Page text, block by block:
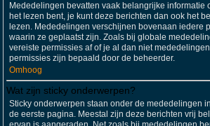
Mededelingen bevatten vaak belangrijke informatie
het lezen bent, je kunt deze berichten dan ook het
lezen. Mededelingen verschijnen bovenaan iedere
waarin ze geplaatst zijn. Zoals bij globale
vereiste permissies af of je al dan niet
permissies zijn bepaald door de beheerder.
Omhoog
Wat zijn sticky onderwerpen?
Sticky onderwerpen staan onder de mededelingen
de eerste pagina. Meestal zijn deze berichten vrij